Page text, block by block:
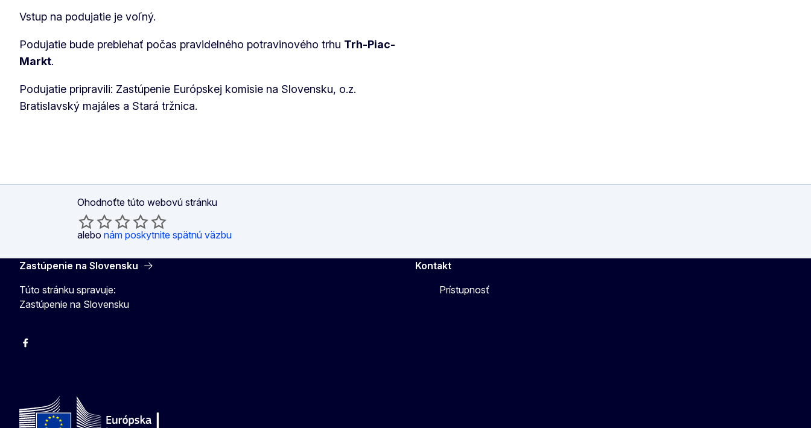
Vstup na podujatie je voľný.
Podujatie bude prebiehať počas pravidelného potravinového trhu Trh-Piac-
Markt.
Podujatie pripravili: Zastúpenie Európskej komisie na Slovensku, o.z.
Bratislavský majáles a Stará tržnica.
Ohodnoťte túto webovú stránku
alebo nám poskytnite spätnú väzbu
Zastúpenie na Slovensku
Túto stránku spravuje:
Zastúpenie na Slovensku
Facebook
Kontakt
Prístupnosť